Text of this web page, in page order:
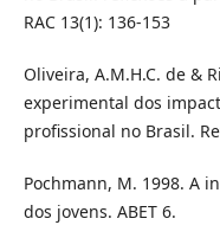
RAC 13(1): 136-153
Oliveira, A.M.H.C. de &
experimental dos
profissional no Brasil.
Pochmann, M. 1998. A
dos jovens. ABET 6.